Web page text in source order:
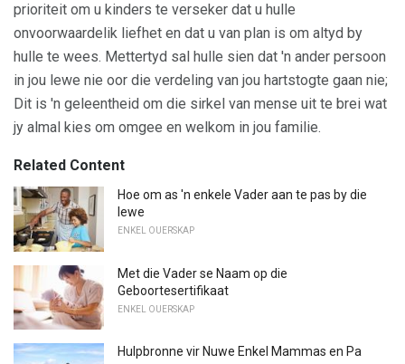
prioriteit om u kinders te verseker dat u hulle
onvoorwaardelik liefhet en dat u van plan is om altyd by
hulle te wees. Mettertyd sal hulle sien dat 'n ander persoon
in jou lewe nie oor die verdeling van jou hartstogte gaan nie;
Dit is 'n geleentheid om die sirkel van mense uit te brei wat
jy almal kies om omgee en welkom in jou familie.
Related Content
Hoe om as 'n enkele Vader aan te pas by die
lewe
ENKEL OUERSKAP
Met die Vader se Naam op die
Geboortesertifikaat
ENKEL OUERSKAP
Hulpbronne vir Nuwe Enkel Mammas en Pa